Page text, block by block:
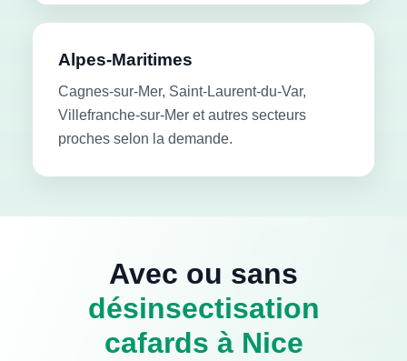
Alpes-Maritimes
Cagnes-sur-Mer, Saint-Laurent-du-Var,
Villefranche-sur-Mer et autres secteurs
proches selon la demande.
Avec ou sans
désinsectisation
cafards à Nice